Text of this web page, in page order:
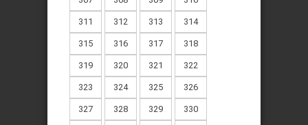
311 312 313 314
315 316 317 318
319 320 321 322
323 324 325 326
327 328 329 330